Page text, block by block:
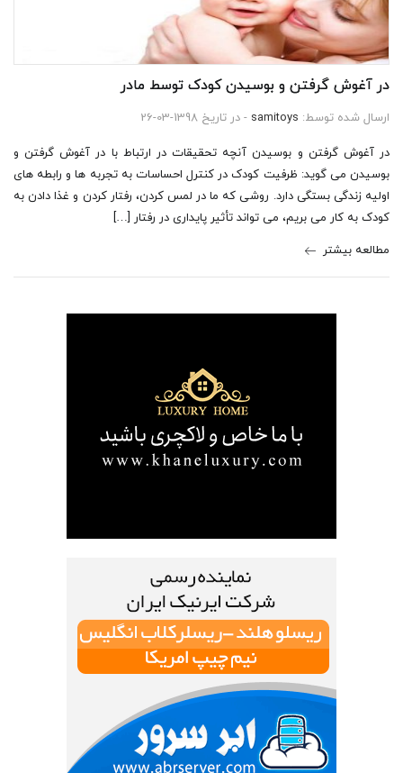
در آغوش گرفتن و بوسیدن کودک توسط مادر
ارسال شده توسط: samitoys - در تاریخ 1398-03-26
در آغوش گرفتن و بوسیدن آنچه تحقیقات در ارتباط با در آغوش گرفتن و
بوسیدن می گوید: ظرفیت کودک در کنترل احساسات به تجربه ها و رابطه های
اولیه زندگی بستگی دارد. روشی که ما در لمس کردن، رفتار کردن و غذا دادن به
کودک به کار می بریم، می تواند تأثیر پایداری در رفتار […]
مطالعه بیشتر